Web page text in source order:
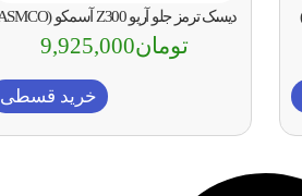
دیسک ترمز جلو آریو Z300 آسمکو (ASMCO)
تومان9,925,000
خرید قسطی